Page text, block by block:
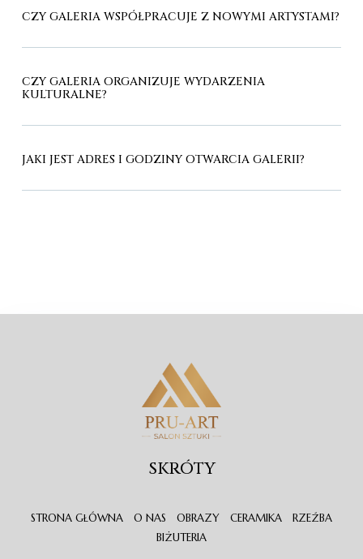
CZY GALERIA WSPÓŁPRACUJE Z NOWYMI ARTYSTAMI?
CZY GALERIA ORGANIZUJE WYDARZENIA
KULTURALNE?
JAKI JEST ADRES I GODZINY OTWARCIA GALERII?
SKRÓTY
STRONA GŁÓWNA O NAS OBRAZY CERAMIKA
RZEŹBA
BIŻUTERIA